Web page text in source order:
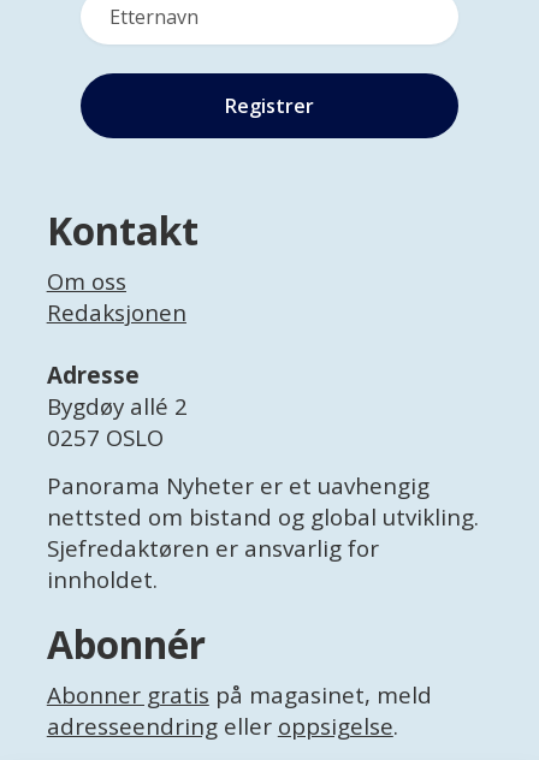
Kontakt
Om oss
Redaksjonen
Adresse
Bygdøy allé 2
0257 OSLO
Panorama Nyheter er et uavhengig
nettsted om bistand og global utvikling.
Sjefredaktøren er ansvarlig for
innholdet.
Abonnér
Abonner gratis på magasinet, meld
adresseendringeller oppsigelse.